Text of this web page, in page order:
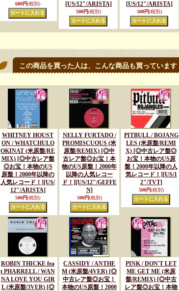
680円(税別)
[US/12"/ARISTA]
500円(税別)
[US/12"/ARISTA]
500円(税別)
この商品を買った人は、こんな商品も買っています
WHITNEY HOUST
ON / WHATCHULO
OKINAT (米原盤/RE
MIX) [◎中古レア盤
◎お宝！本物のUS
原盤！2000年以降の
人気レコード！] [US/
12"/ARISTA]
500円(税別)
NELLY FURTADO /
PROMISCUOUS (米
原盤/REMIX) [◎中
古レア盤◎お宝！本
物のUS原盤！2000年
以降の人気レコー
ド！] [US/12"/GEFFE
N]
500円(税別)
PITBULL / BOJANG
LES (米原盤/REMI
X) [◎中古レア盤◎
お宝！本物のUS原
盤！2000年以降の人
気レコード！] [US/1
2"/TVT]
500円(税別)
ROBIN THICKE fea
t PHARRELL / WAN
NA LOVE YOU GIR
L (米原盤/3VER) [◎
CASSIDY / ANTHE
M (米原盤/4VER) [◎
中古レア盤◎お宝！
本物のUS原盤！2000
PINK / DON'T LET
ME GET ME (米原
盤/REMIX) [◎中古
レア盤◎お宝！本物